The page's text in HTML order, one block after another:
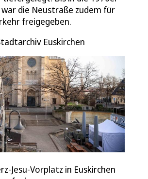
war die Neustraße zudem für
freigegeben.
Euskirchen
Jesu-Vorplatz in Euskirchen